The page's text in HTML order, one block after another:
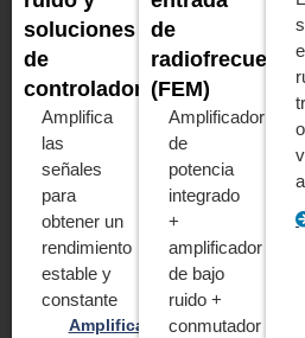
soluciones
de
controladores
Amplifica
las
señales
para
obtener un
rendimiento
estable y
constante
Amplificadores
de
(FEM)
Amplificador
de
potencia
integrado
+
amplificador
de bajo
ruido +
conmutador